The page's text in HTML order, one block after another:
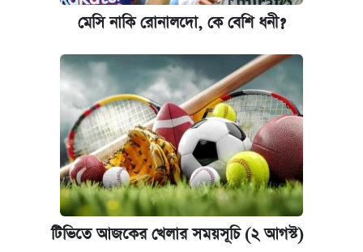
মেসি নাকি রোনালদো, কে বেশি ধনী?
টিভিতে আজকের খেলার সময়সূচি (২ আগস্ট)